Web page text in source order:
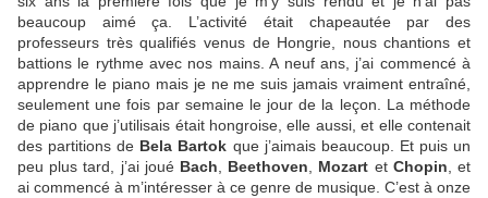
beaucoup aimé ça. L’activité était chapeautée par des
professeurs très qualifiés venus de Hongrie, nous chantions et
battions le rythme avec nos mains. A neuf ans, j’ai commencé à
apprendre le piano mais je ne me suis jamais vraiment entraîné,
seulement une fois par semaine le jour de la leçon. La méthode
de piano que j’utilisais était hongroise, elle aussi, et elle contenait
des partitions de Bela Bartok que j’aimais beaucoup. Et puis un
peu plus tard, j’ai joué Bach Beethoven Mozart et Chopin , et
ai commencé à m’intéresser à ce genre de musique. C’est à onze